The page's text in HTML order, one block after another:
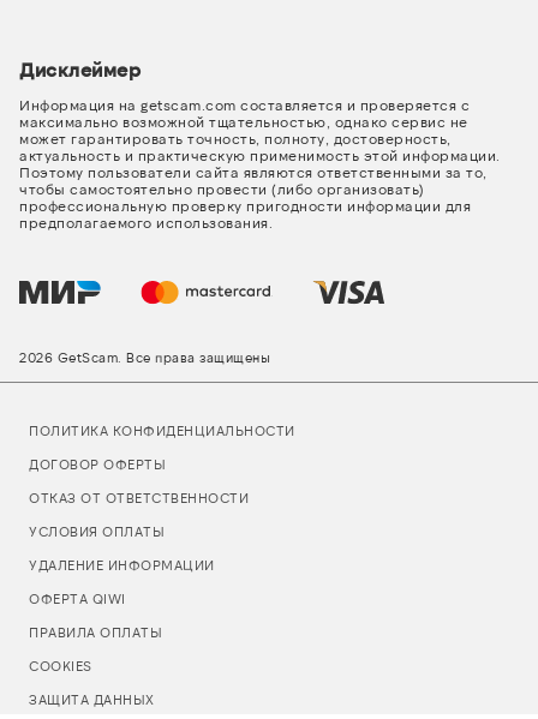
Дисклеймер
Информация на getscam.com составляется и проверяется с
максимально возможной тщательностью, однако сервис не
может гарантировать точность, полноту, достоверность,
актуальность и практическую применимость этой информации.
Поэтому пользователи сайта являются ответственными за то,
чтобы самостоятельно провести (либо организовать)
профессиональную проверку пригодности информации для
предполагаемого использования.
2026 GetScam. Все права защищены
ПОЛИТИКА КОНФИДЕНЦИАЛЬНОСТИ
ДОГОВОР ОФЕРТЫ
ОТКАЗ ОТ ОТВЕТСТВЕННОСТИ
УСЛОВИЯ ОПЛАТЫ
УДАЛЕНИЕ ИНФОРМАЦИИ
ОФЕРТА QIWI
ПРАВИЛА ОПЛАТЫ
COOKIES
ЗАЩИТА ДАННЫХ